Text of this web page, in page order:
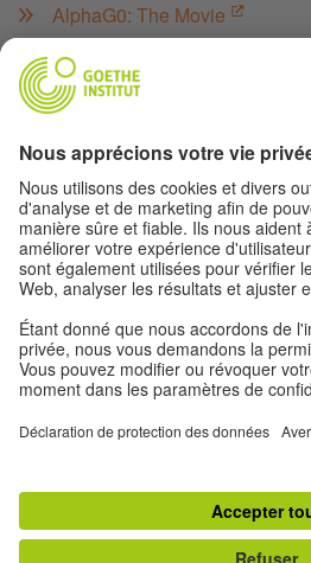
AlphaG0: The Movie
«AlphaGo: The story so far»,
Keith D. Foot, «A brief history
Dataversity, (26 mars 2019)
learning algorithm that
through self-play», Science, vol.
VOUS POURRIEZ AUSSI AIMER
A system error occurred.
Protection des donnés personelles
© Goethe-Institut